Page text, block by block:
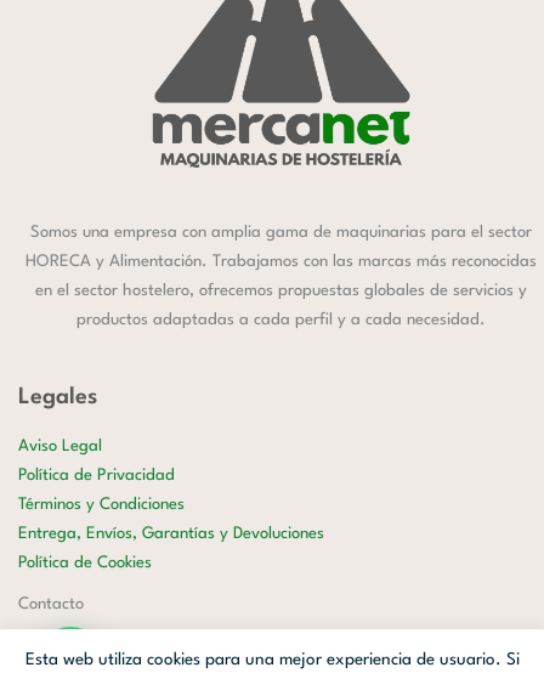
Somos una empresa con amplia gama de maquinarias para el sector
HORECA y Alimentación. Trabajamos con las marcas más reconocidas
en el sector hostelero, ofrecemos propuestas globales de servicios y
productos adaptadas a cada perfil y a cada necesidad.
Legales
Aviso Legal
Política de Privacidad
Términos y Condiciones
Entrega, Envíos, Garantías y Devoluciones
Política de Cookies
Contacto
658 177 599
Esta web utiliza cookies para una mejor experiencia de usuario. Si